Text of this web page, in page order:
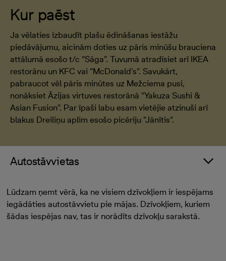
Kur paēst
Ja vēlaties izbaudīt plašu ēdināšanas iestāžu
piedāvājumu, aicinām doties uz pāris minūšu brauciena
attālumā esošo t/c “Sāga”. Tuvumā atradīsiet arī IKEA
restorānu un KFC vai “McDonald’s”. Savukārt,
pabraucot vēl pāris minūtes uz Mežciema pusi,
nonāksiet Āzijas virtuves restorānā “Yakuza Sushi &
Asian Fusion”. Par īpaši labu esam vietējie atzinuši arī
blakus Dreiliņu aplim esošo picēriju “Jānītis”.
Autostāvvietas
Lūdzam ņemt vērā, ka ne visiem dzīvokļiem ir iespējams
iegādāties autostāvvietu pie mājas. Dzīvokļiem, kuriem
šādas iespējas nav, tas ir norādīts dzīvokļu sarakstā.